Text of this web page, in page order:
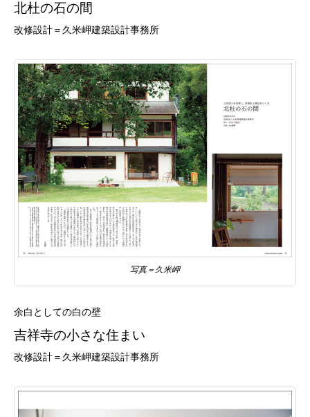
北杜の石の間
改修設計＝久米岬建築設計事務所
写真＝久米岬
余白としての白の壁
吉祥寺の小さな住まい
改修設計＝久米岬建築設計事務所